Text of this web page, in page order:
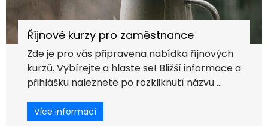
Říjnové kurzy pro zaměstnance
Zde je pro vás připravena nabídka říjnových
kurzů. Vybírejte a hlaste se! Bližší informace a
přihlášku naleznete po rozkliknutí názvu ...
Více informací